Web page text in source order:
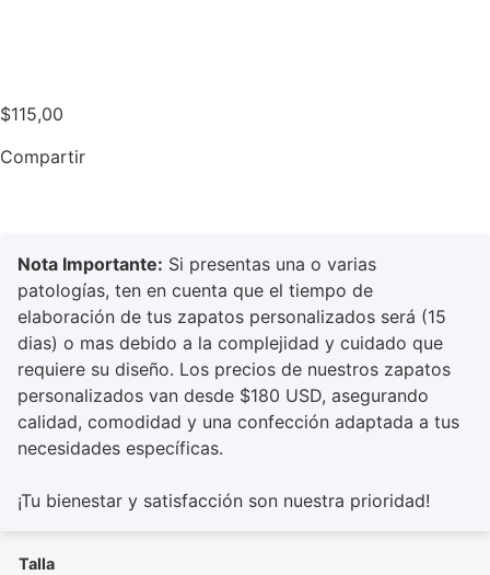
$115,00
Compartir
Nota Importante: Si presentas una o varias
patologías, ten en cuenta que el tiempo de
elaboración de tus zapatos personalizados será (15
dias) o mas debido a la complejidad y cuidado que
requiere su diseño. Los precios de nuestros zapatos
personalizados van desde $180 USD, asegurando
calidad, comodidad y una confección adaptada a tus
necesidades específicas.
¡Tu bienestar y satisfacción son nuestra prioridad!
Talla